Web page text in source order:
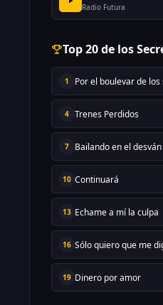
Radio Futura
Top 20 de los
1 Por el boulevar de
4 Trenes Perdidos
7 Bailando en el desván
10 Continuará
13 Echame a mí la culpa
16 Sólo quiero que me
19 Dinero por amor